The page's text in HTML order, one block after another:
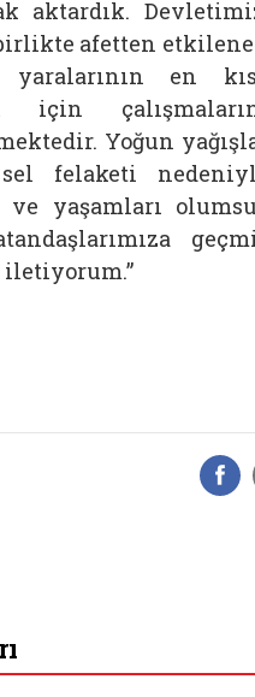
aktardık.
afetten
yaralarının en
için
Yoğun
felaketi
yaşamları